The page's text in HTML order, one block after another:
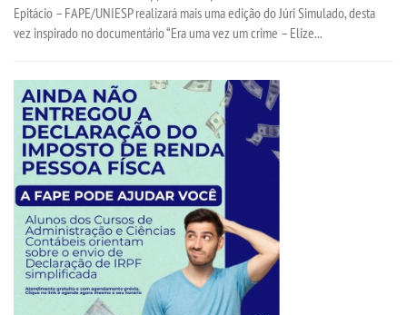
Epitácio – FAPE/UNIESP realizará mais uma edição do Júri Simulado, desta
vez inspirado no documentário “Era uma vez um crime – Elize...